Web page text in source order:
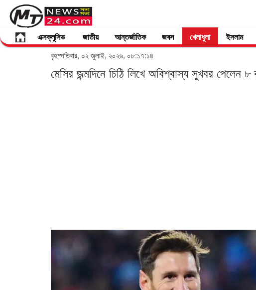
এক্সক্লুসিভ জাতীয় আন্তর্জাতিক জবস খেলাধুলা ইসলাম
বৃহস্পতিবার, ০২ জুলাই, ২০২৬, ০৮:১৭:১৪
মেসির জন্মদিনে চিঠি লিখে অবিশ্বাস্য সুখবর পেলেন ৮